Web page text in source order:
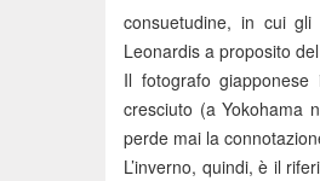
consuetudine, in cui gli
Leonardis a proposito
Il fotografo
cresciuto (a Yokohama
perde mai la
L’inverno, quindi, è il